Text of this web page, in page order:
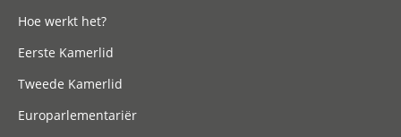
Hoe werkt het?
Eerste Kamerlid
Tweede Kamerlid
Europarlementariër